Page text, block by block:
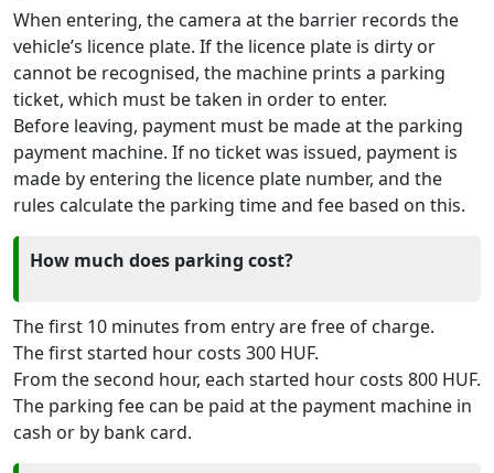
When entering, the camera at the barrier records the
vehicle’s licence plate. If the licence plate is dirty or
cannot be recognised, the machine prints a parking
ticket, which must be taken in order to enter.
Before leaving, payment must be made at the parking
payment machine. If no ticket was issued, payment is
made by entering the licence plate number, and the
rules calculate the parking time and fee based on this.
How much does parking cost?
The first 10 minutes from entry are free of charge.
The first started hour costs 300 HUF.
From the second hour, each started hour costs 800 HUF.
The parking fee can be paid at the payment machine in
cash or by bank card.